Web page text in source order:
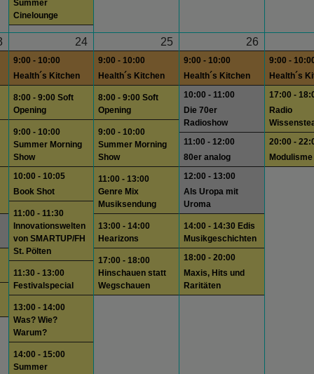
Summer
Cinelounge
24
9:00 - 10:00
Health´s Kitchen
8:00 - 9:00 Soft
Opening
9:00 - 10:00
Summer Morning
Show
10:00 - 10:05
Book Shot
11:00 - 11:30
Innovationswelten
von SMARTUP/FH
St. Pölten
11:30 - 13:00
Festivalspecial
13:00 - 14:00
Was? Wie?
Warum?
14:00 - 15:00
Summer
25
9:00 - 10:00
Health´s Kitchen
8:00 - 9:00 Soft
Opening
9:00 - 10:00
Summer Morning
Show
11:00 - 13:00
Genre Mix
Musiksendung
13:00 - 14:00
Hearizons
17:00 - 18:00
Hinschauen statt
Wegschauen
26
9:00 - 10:00
Health´s Kitchen
10:00 - 11:00
Die 70er
Radioshow
11:00 - 12:00
80er analog
12:00 - 13:00
Als Uropa mit
Uroma
14:00 - 14:30 Edis
Musikgeschichten
18:00 - 20:00
Maxis, Hits und
Raritäten
9:00 -
Health´s
17:00 -
Radio
20:00 -
Modulisme